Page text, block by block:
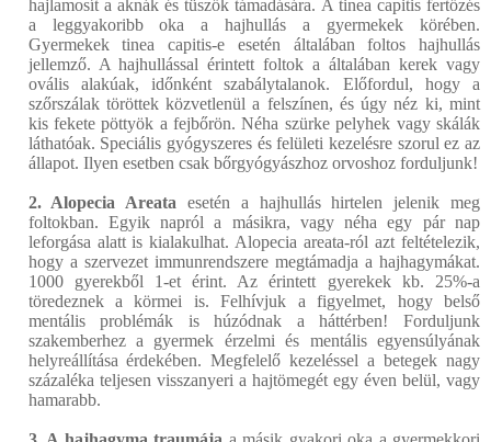
hajlamosít a aknák és tüszők támadására. A tinea capitis fertőzés
a leggyakoribb oka a hajhullás a gyermekek körében.
Gyermekek tinea capitis-e esetén általában foltos hajhullás
jellemző. A hajhullással érintett foltok a általában kerek vagy
ovális alakúak, időnként szabálytalanok. Előfordul, hogy a
szőrszálak töröttek közvetlenül a felszínen, és úgy néz ki, mint
kis fekete pöttyök a fejbőrön. Néha szürke pelyhek vagy skálák
láthatóak. Speciális gyógyszeres és felületi kezelésre szorul ez az
állapot. Ilyen esetben csak bőrgyógyászhoz orvoshoz forduljunk!
2. Alopecia Areata esetén a hajhullás hirtelen jelenik meg
foltokban. Egyik napról a másikra, vagy néha egy pár nap
leforgása alatt is kialakulhat. Alopecia areata-ról azt feltételezik,
hogy a szervezet immunrendszere megtámadja a hajhagymákat.
1000 gyerekből 1-et érint. Az érintett gyerekek kb. 25%-a
töredeznek a körmei is. Felhívjuk a figyelmet, hogy belső
mentális problémák is húzódnak a háttérben! Forduljunk
szakemberhez a gyermek érzelmi és mentális egyensúlyának
helyreállítása érdekében. Megfelelő kezeléssel a betegek nagy
százaléka teljesen visszanyeri a hajtömegét egy éven belül, vagy
hamarabb.